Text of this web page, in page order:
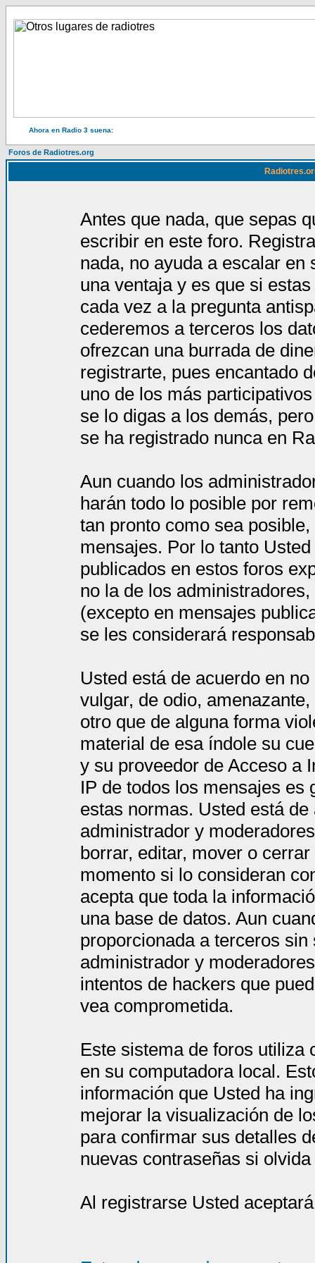
Ahora en Radio 3 suena:
Foros de Radiotres.org
Antes que nada, que sepas
escribir en este foro.
nada, no ayuda a escalar en
una ventaja y es que si
cada vez a la pregunta
cederemos a terceros los
ofrezcan una burrada de
registrarte, pues encantado
uno de los más
se lo digas a los demás,
se ha registrado nunca en
Aun cuando los
harán todo lo posible por
tan pronto como sea
mensajes. Por lo tanto
publicados en estos foros
no la de los
(excepto en mensajes
se les considerará
Usted está de acuerdo en
vulgar, de odio,
otro que de alguna forma
material de esa índole su
y su proveedor de Acceso a
IP de todos los mensajes es
estas normas. Usted está
administrador y
borrar, editar, mover o
momento si lo consideran
acepta que toda la
una base de datos. Aun
proporcionada a terceros
administrador y
intentos de hackers que
vea comprometida.
Este sistema de foros utiliza
en su computadora local.
información que Usted ha
mejorar la visualización de
para confirmar sus detalles
nuevas contraseñas si
Al registrarse Usted